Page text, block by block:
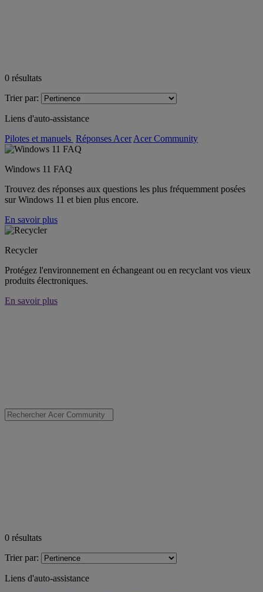
0 résultats
Trier par:
Liens d'auto-assistance
Pilotes et manuels Réponses Acer Acer Community
Windows 11 FAQ
Trouvez des réponses aux questions les plus fréquemment posées
sur Windows 11 et bien plus encore.
En savoir plus
Recycler
Protégez l'environnement en échangeant ou en recyclant vos vieux
produits électroniques.
En savoir plus
0 résultats
Trier par:
Liens d'auto-assistance